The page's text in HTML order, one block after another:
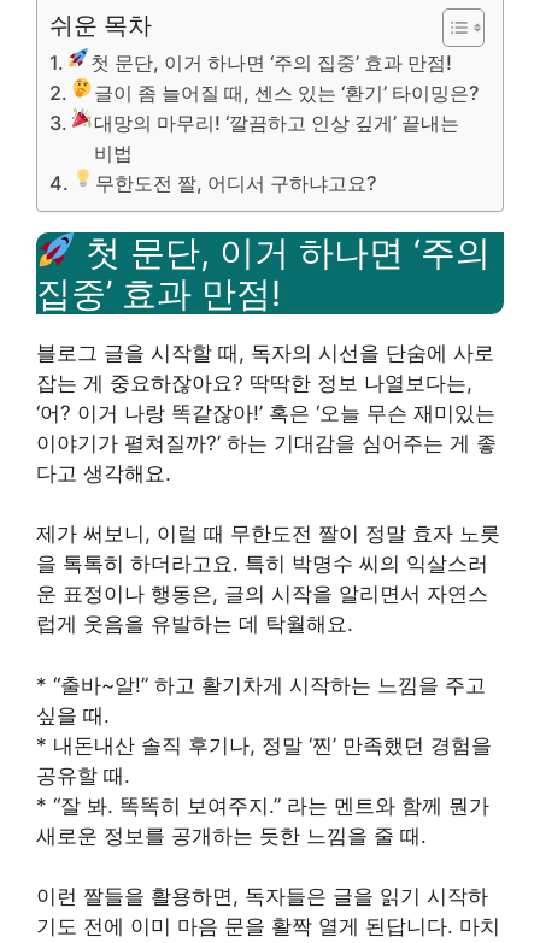
쉬운 목차
첫 문단, 이거 하나면 ‘주의 집중’ 효과 만점!
글이 좀 늘어질 때, 센스 있는 ‘환기’ 타이밍은?
대망의 마무리! ‘깔끔하고 인상 깊게’ 끝내는
비법
무한도전 짤, 어디서 구하냐고요?
첫 문단, 이거 하나면 ‘주의
집중’ 효과 만점!
블로그 글을 시작할 때, 독자의 시선을 단숨에 사로
잡는 게 중요하잖아요? 딱딱한 정보 나열보다는,
‘어? 이거 나랑 똑같잖아!’ 혹은 ‘오늘 무슨 재미있는
이야기가 펼쳐질까?’ 하는 기대감을 심어주는 게 좋
다고 생각해요.
제가 써보니, 이럴 때 무한도전 짤이 정말 효자 노릇
을 톡톡히 하더라고요. 특히 박명수 씨의 익살스러
운 표정이나 행동은, 글의 시작을 알리면서 자연스
럽게 웃음을 유발하는 데 탁월해요.
* “출바~알!” 하고 활기차게 시작하는 느낌을 주고
싶을 때.
* 내돈내산 솔직 후기나, 정말 ‘찐’ 만족했던 경험을
공유할 때.
* “잘 봐. 똑똑히 보여주지.” 라는 멘트와 함께 뭔가
새로운 정보를 공개하는 듯한 느낌을 줄 때.
이런 짤들을 활용하면, 독자들은 글을 읽기 시작하
기도 전에 이미 마음 문을 활짝 열게 된답니다. 마치